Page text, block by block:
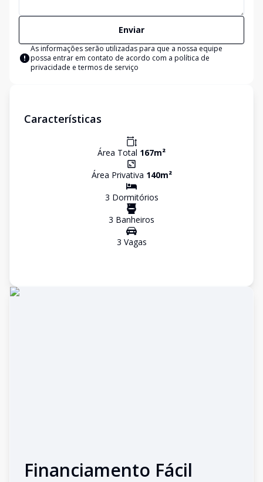
Enviar
As informações serão utilizadas para que a nossa equipe
possa entrar em contato de acordo com a política de
privacidade e termos de serviço
Características
Área Total 167m²
Área Privativa 140m²
3 Dormitórios
3 Banheiros
3 Vagas
Financiamento Fácil